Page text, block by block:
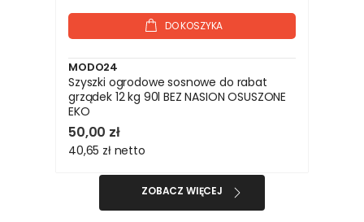
DO KOSZYKA
MODO24
Szyszki ogrodowe sosnowe do rabat
grządek 12 kg 90l BEZ NASION OSUSZONE
EKO
50,00 zł
40,65 zł netto
ZOBACZ WIĘCEJ